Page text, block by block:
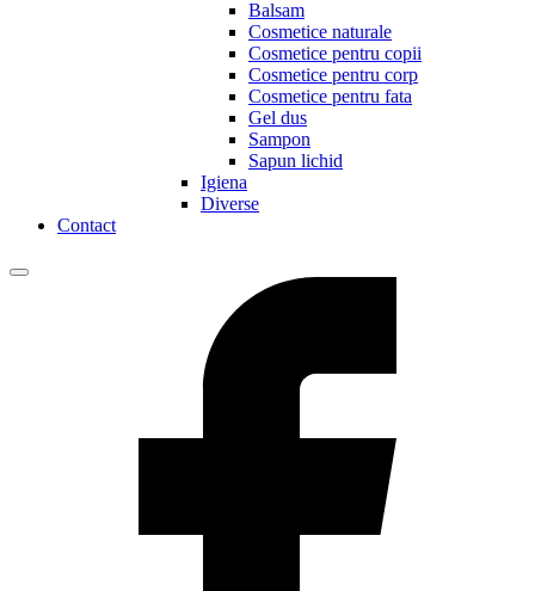
Balsam
Cosmetice naturale
Cosmetice pentru copii
Cosmetice pentru corp
Cosmetice pentru fata
Gel dus
Sampon
Sapun lichid
Igiena
Diverse
Contact